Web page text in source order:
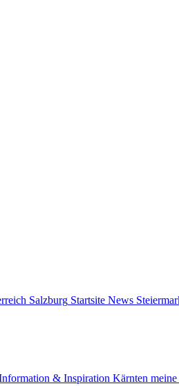
Salzburg Startsite News
& Inspiration Kärnten